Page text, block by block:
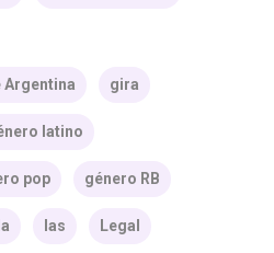
Argentina gira
latino
pop género RB
las Legal